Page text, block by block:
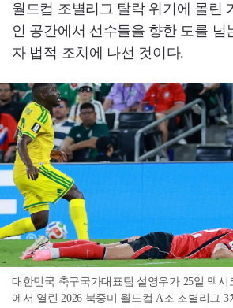
월드컵 조별리그 탈락 위기에 몰린
인 공간에서 선수들을 향한 도를 넘
자 법적 조치에 나선 것이다.
대한민국 축구국가대표팀 설영우가 25일 멕
에서 열린 2026 북중미 월드컵 A조 조별리그